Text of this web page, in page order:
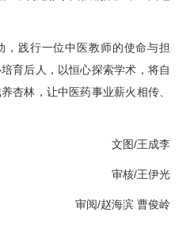
，践行一位中医教师的使命与担
育后人，以恒心探索学术，将自
杏林，让中医药事业薪火相传、
文图/王成李
审核/王伊光
审阅/赵海滨 曹俊岭